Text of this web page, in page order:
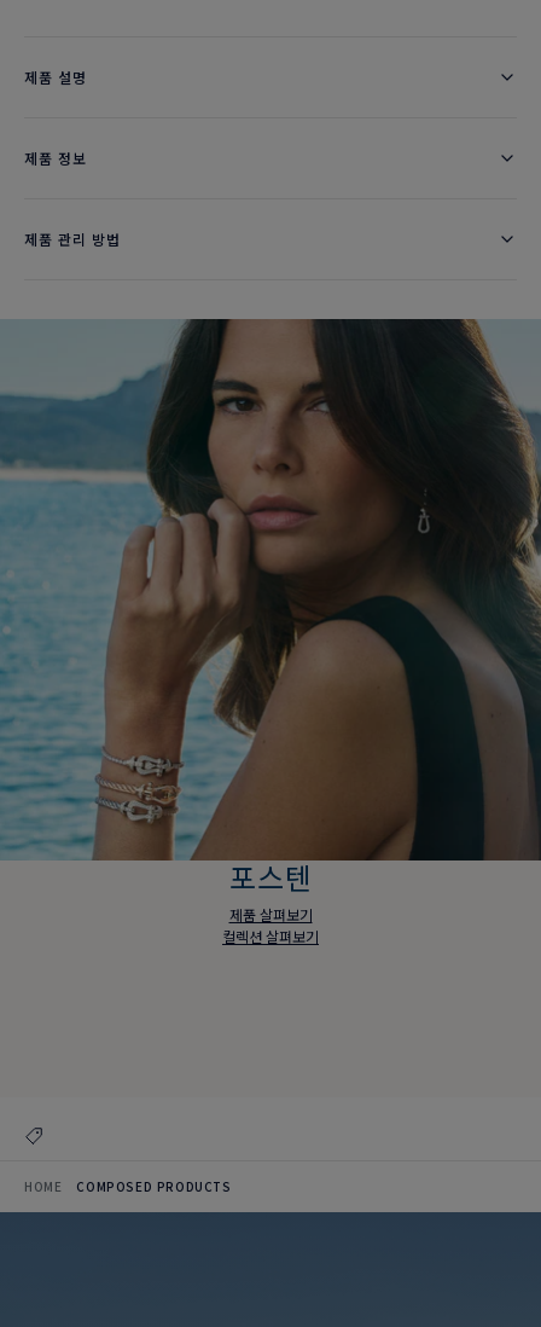
제품 설명
제품 정보
제품 관리 방법
포스텐
제품 살펴보기
컬렉션 살펴보기
HOME COMPOSED PRODUCTS